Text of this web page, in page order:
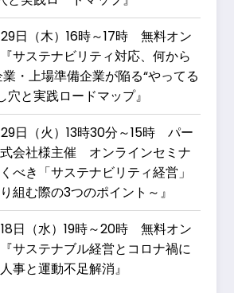
29日（木）16時～17時 無料オン
サステナビリティ対応、何から
・上場準備企業が陥る“やってる
穴と実践ロードマップ』
29日（火）13時30分～15時 パー
会社様主催 オンラインセミナ
べき「サステナビリティ経営」
組む際の3つのポイント～』
18日（水）19時～20時 無料オン
サステナブル経営とコロナ禍に
事と運動不足解消』